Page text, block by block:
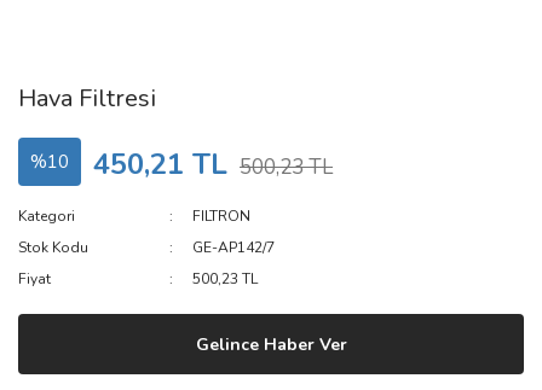
Hava Filtresi
%10 450,21 TL 500,23 TL
Kategori
FILTRON
Stok Kodu
GE-AP142/7
Fiyat
500,23 TL
Gelince Haber Ver